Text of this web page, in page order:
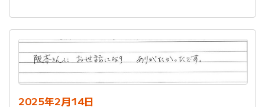
今後ともいろいろお世話になりますが、よろしくお願い
します。
2025年2月14日